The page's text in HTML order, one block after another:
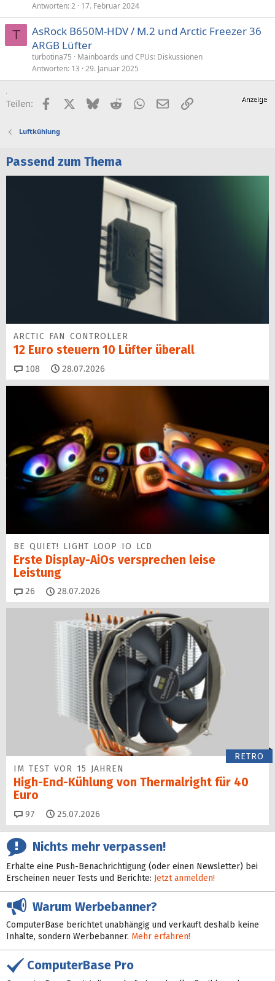
Antworten 2 17. Februar 2024
T
AsRock B650M-HDV / M.2 und Arctic Freezer 36
ARGB Lüfter
turbotina75
Mainboards und CPUs: Diskussionen
Antworten 13 29. Januar 2025
Teilen: FacebookX (Twitter)
BlueskyRedditWhatsApp
E-MailLink
Luftkühlung
Passend zum Thema
ARCTIC FAN CONTROLLER
12 Euro steuern 10 Lüfter überall
108 Kommentare
28.07.2026
BE QUIET! LIGHT LOOP IO LCD
Erste Display-AiOs versprechen leise
Leistung
26 Kommentare
28.07.2026
RETRO
IM TEST VOR 15 JAHREN
High-End-Kühlung von Thermalright für 40
Euro
97 Kommentare
25.07.2026
Nichts mehr verpassen!
Erhalte eine Push-Benachrichtigung (oder einen Newsletter) bei
Erscheinen neuer Tests und Berichte: Jetzt anmelden!
Warum Werbebanner?
ComputerBase berichtet unabhängig und verkauft deshalb keine
Inhalte, sondern Werbebanner. Mehr erfahren!
ComputerBase Pro